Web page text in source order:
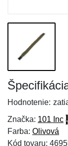
Hodnotenie:
Značka: 101 Inc
Farba: Olivová
Kód tovaru: